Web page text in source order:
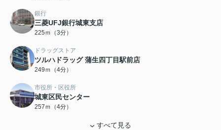
銀行
三菱UFJ銀行城東支店
225ｍ（3分）
ドラッグストア
ツルハドラッグ 蒲生四丁目駅前店
249ｍ（4分）
市役所・区役所
城東区民センター
257ｍ（4分）
すべて見る